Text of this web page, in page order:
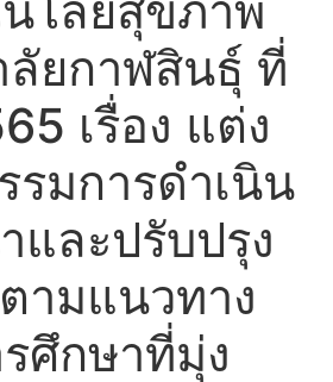
ยกาฬสินธุ์ ที่
เรื่อง แต่ง
มการดำเนิน
ละปรับปรุง
ามแนวทาง
ศึกษาที่มุ่ง